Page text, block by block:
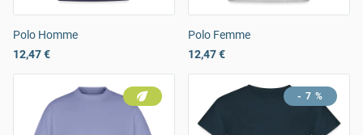
Polo Homme
12,47 €
Polo Femme
12,47 €
- 7 %